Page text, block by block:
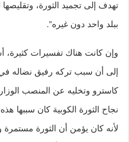
تهدف إلى تجميد الثورة،
ببلد واحد دون غيره”.
وإن كانت هناك تفسيرات
إلى أن سبب تركه رفيق نضاله
كاسترو وتخليه عن المنصب
نجاح الثورة الكوبية كان سببها
لأنه كان يؤمن أن الثورة مستمرة